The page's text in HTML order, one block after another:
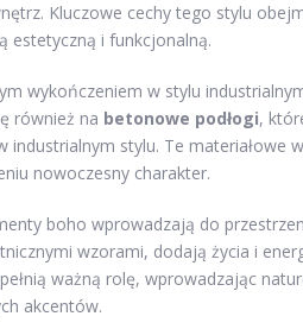
Kluczowe cechy tego stylu
estetyczną i funkcjonalną.
wykończeniem w stylu
również na betonowe podłogi,
industrialnym stylu. Te
nowoczesny charakter.
boho wprowadzają do
wzorami, dodają życia i
ważną rolę, wprowadzając
akcentów.